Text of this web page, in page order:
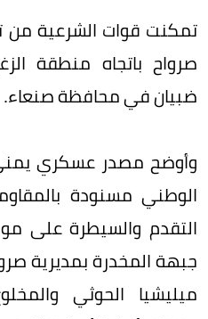
تمكنت قوات الشرعية
صرواح باتجاه منطقة
ضبيان في محافظة صنعاء.
وأوضح مصدر عسكري
الوطني مسنودة
التقدم والسيطرة على
جبهة المخدرة بمديرية
ميليشيا الحوثي